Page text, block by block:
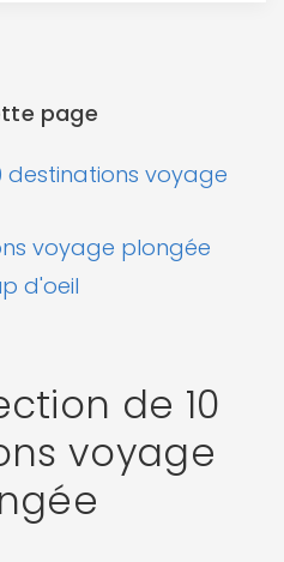
page
destinations voyage
voyage plongée
d'oeil
de 10
voyage